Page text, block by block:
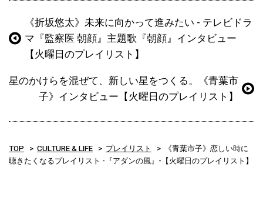
《折坂悠太》未来に向かって進みたい - テレビドラ
マ『監察医 朝顔』主題歌『朝顔』インタビュー
【火曜日のプレイリスト】
星のかけらを混ぜて、新しい星をつくる。《青葉市
子》インタビュー【火曜日のプレイリスト】
TOP CULTURE & LIFE プレイリスト
《青葉市子》恋しい時に
聴きたくなるプレイリスト -『アダンの風』-【火曜日のプレイリスト】